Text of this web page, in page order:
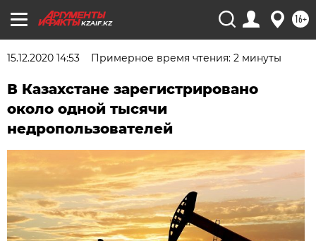
KZAIF.KZ 16+
15.12.2020 14:53 Примерное время чтения: 2 минуты
В Казахстане зарегистрировано
около одной тысячи
недропользователей